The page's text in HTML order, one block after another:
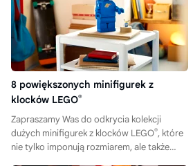
8 powiększonych minifigurek z
klocków LEGO®
Zapraszamy Was do odkrycia kolekcji
dużych minifigurek z klocków LEGO®, które
nie tylko imponują rozmiarem, ale także